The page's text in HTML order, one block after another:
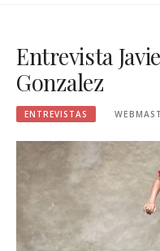
Entrevista
Gonzalez
ENTREVISTAS